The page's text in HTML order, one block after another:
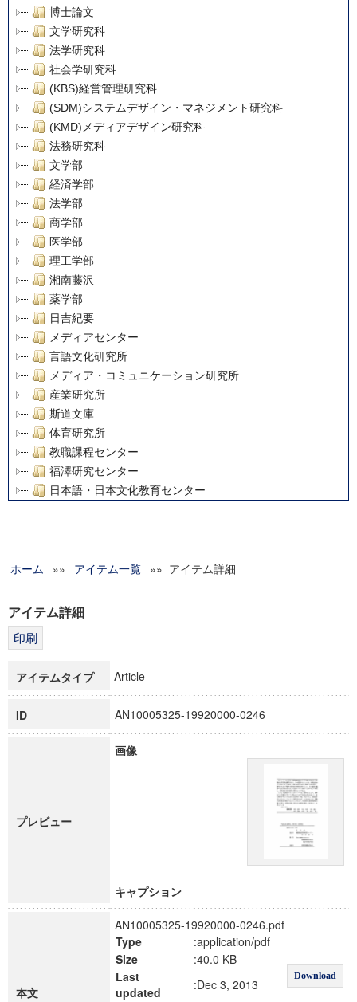
博士論文
文学研究科
法学研究科
社会学研究科
(KBS)経営管理研究科
(SDM)システムデザイン・マネジメント研究科
(KMD)メディアデザイン研究科
法務研究科
文学部
経済学部
法学部
商学部
医学部
理工学部
湘南藤沢
薬学部
日吉紀要
メディアセンター
言語文化研究所
メディア・コミュニケーション研究所
産業研究所
斯道文庫
体育研究所
教職課程センター
福澤研究センター
日本語・日本文化教育センター
グローバルリサーチインスティテュート
科学研究費補助金研究成果報告書
博士課程教育リーディングプログラム「超成熟社会発展のサ
ホーム »» アイテム一覧 »» アイテム詳細
アイテム詳細
アイテムタイプ Article
ID AN10005325-19920000-0246
プレビュー
画像
キャプション
本文
AN10005325-19920000-0246.pdf
Type
:application/pdf
Download
Size
:40.0 KB
Last
updated
:Dec 3, 2013